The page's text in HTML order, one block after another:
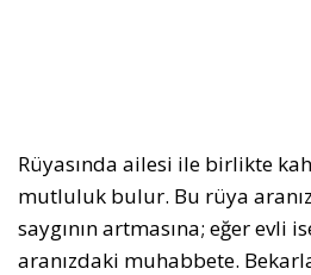
Rüyasında ailesi ile birlikte
mutluluk bulur. Bu rüya
saygının artmasına; eğer evli
aranızdaki muhabbete.